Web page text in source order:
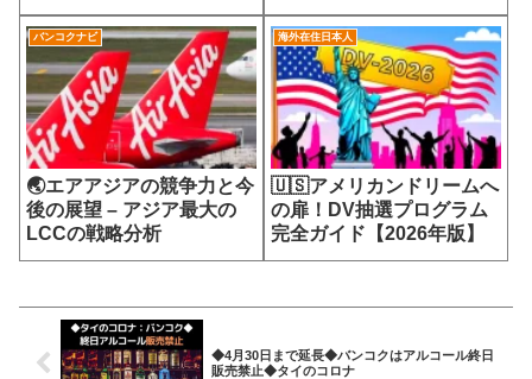
バンコクナビ
🌏エアアジアの競争力と今
後の展望 – アジア最大の
LCCの戦略分析
海外在住日本人
🇺🇸アメリカンドリームへ
の扉！DV抽選プログラム
完全ガイド【2026年版】
◆4月30日まで延長◆バンコクはアルコール終日
販売禁止◆タイのコロナ